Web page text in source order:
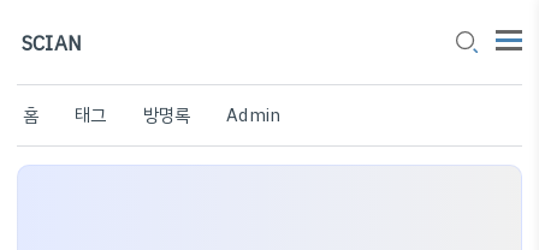
SCIAN
홈 태그 방명록 Admin